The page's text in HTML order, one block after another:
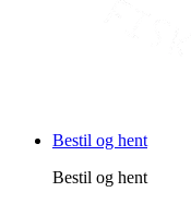
Bestil og hent
Bestil og hent